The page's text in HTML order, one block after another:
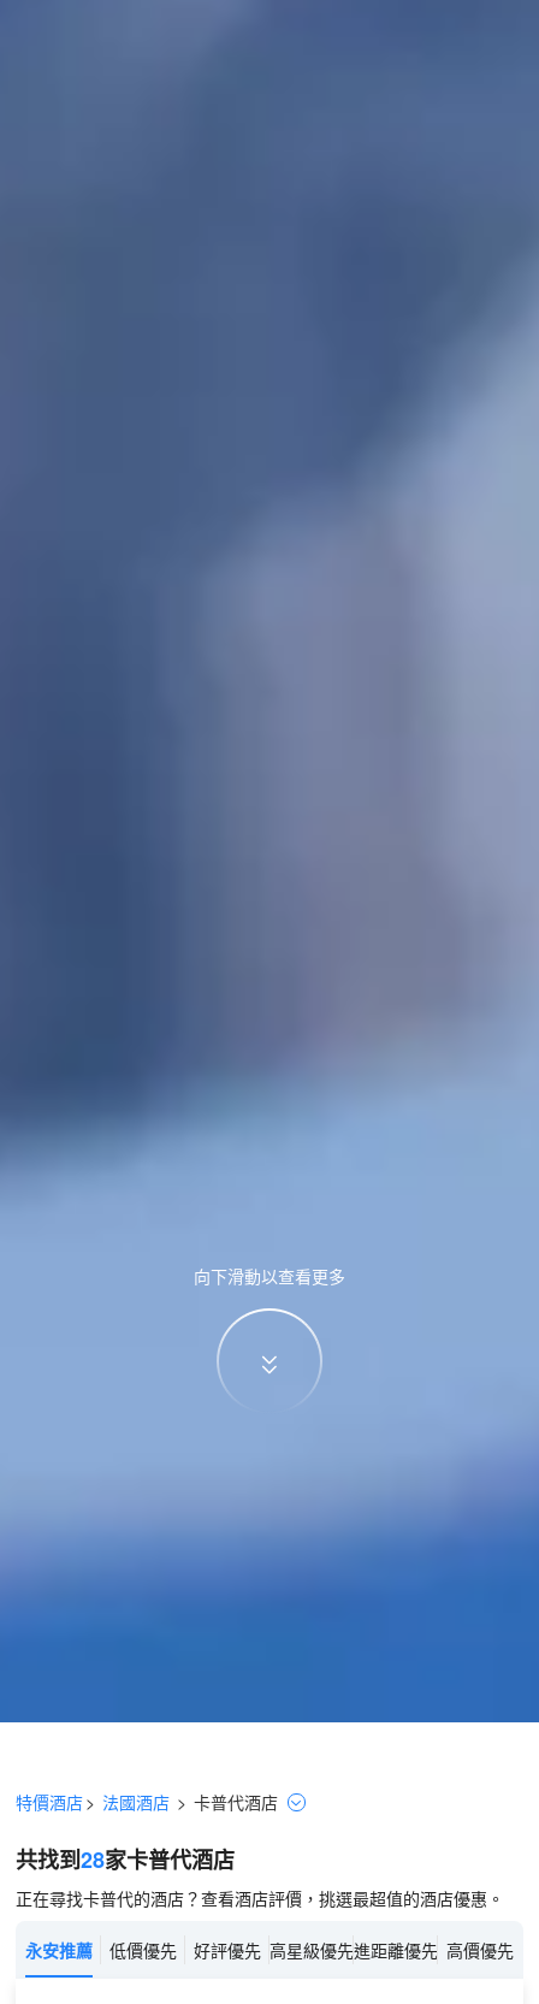
向下滑動以查看更多
特價酒店> 法國酒店 > 卡普代酒店
共找到28家卡普代酒店
正在尋找卡普代的酒店？查看酒店評價，挑選最超值的酒店優惠。
永安推薦 低價優先 好評優先 高星級優先進距離優先 高價優先